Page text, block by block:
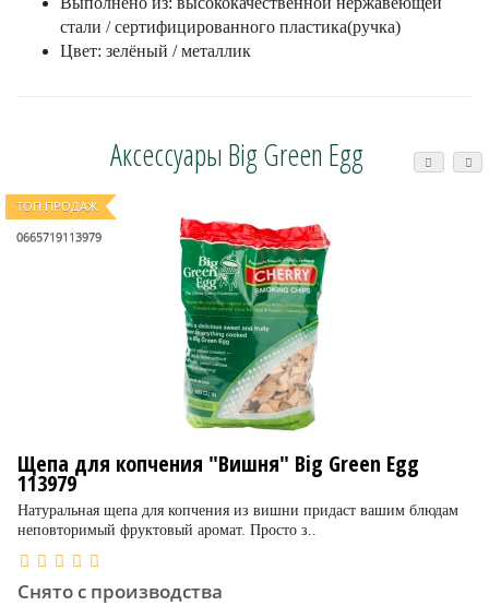
стали / сертифицированного пластика(ручка)
Цвет: зелёный / металлик
Аксессуары Big Green Egg
ТОП ПРОДАЖ
0665719113979
Щепа для копчения "Вишня" Big Green Egg
113979
Натуральная щепа для копчения из вишни придаст вашим блюдам
неповторимый фруктовый аромат. Просто з..
Снято с производства